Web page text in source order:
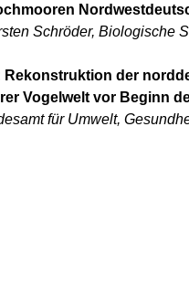
Schröder, Biologische
Rekonstruktion der
Vogelwelt vor Beginn
für Umwelt,